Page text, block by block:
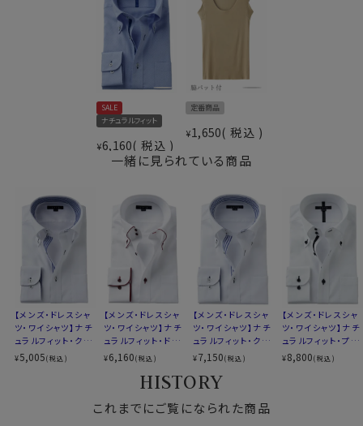
く、シワができにくいポリエステルを混紡し、さらに形態安
定加工を施しております。加えて洗濯ネットに入れて他の
衣類と絡まないように洗うことで、ノーアイロンに近い状
態にまでシワの出方が軽減されます。）
通常テンセル™はテンセル™のみで生地にすることはほ
ぼ無く、異なる素材を混紡して生地にすることが大半で
今回このシャツに使用している素材はテンセル™のウィー
クポイントを補完するべく、ポリエステルを混紡し生産し
テンセル™というと、テロっとしていて薄手というイメージ
をお持ちの方が多いかもしれませんが、この生地に使用
しているテンセル™混生地はしっかりしていて透け感の少
ない生地に仕上げています。
通常メリットの多いテンセル™使いの生地は非常に高価
ですが、ozie│オジエでは特殊ルートを用いてお値打ち
な価格でこの生地を入手したため、通常と同じ価格でテ
ンセル™混の生地を使用したシャツをご提供できておりま
す。
今後この価格でテンセル™混の生地を使用したシャツを
ご提供するのはおそらく不可能です。
ぜひこの機会をお見逃し無く！
表前立て（テープ付き）
バックダーツ入り
ポケットあり
織柄無地
ラウンドカット
アジャスタブル
コンバーチブルカフス
前3.5cm 後4.9cm
S-37～LL-43・3L-45･4L-47cm
全１２サイズ
スタイル
ナチュラルフィット
生産国
▼スポット商品につき再入荷はございませんのでご了承
ください
▼ナチュラルフィットとは？
後ろ身頃にダーツを入れて、ウエスト部分をやや絞ったス
タイルです。
適度に絞ったウエストラインは細すぎず、それでいてダボ
着心地を考え、細いだけのシャツとは一線を画したつくり
SALE
ナチュラルフィット
¥6,160 税込
定番商品
¥1,650 税込
一緒に見られている商品
【メンズ・ドレスシャ
ツ・ワイシャツ】ナチ
ュラルフィット・クー
ルマックス・ドライ・
形態安定・ドゥエボ
¥5,005(税込)
【メンズ・ドレスシャ
ツ・ワイシャツ】ナチ
ュラルフィット・ドゥ
エボットーニ・ボタ
ンダウン・SALE
¥6,160(税込)
【メンズ・ドレスシャ
ツ・ワイシャツ】ナチ
ュラルフィット・クー
ルマックス・ドライ・
形態安定・オックス
フォード・ドゥエボッ
トーニ・ボタンダウ
ン
¥7,150(税込)
【メンズ・ドレスシャ
ツ・ワイシャツ】ナチ
ュラルフィット・プレ
ミアムコットン・形態
安定・ドゥエボット
¥8,800(税込)
HISTORY
これまでにご覧になられた商品